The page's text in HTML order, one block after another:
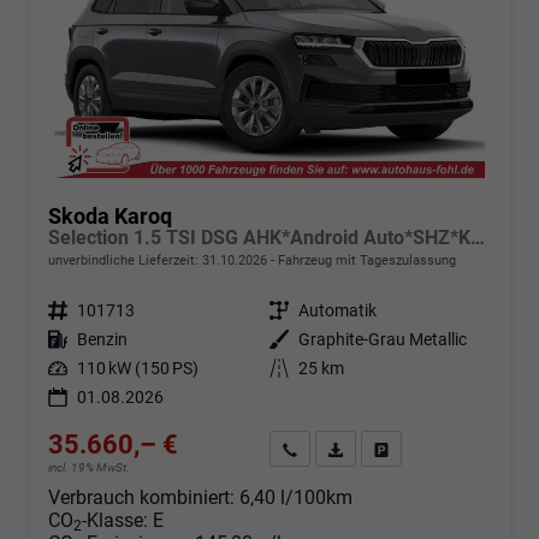
Skoda Karoq
Selection 1.5 TSI DSG AHK*Android Auto*SHZ*Kamera*Keyless*PDC v/h*Klimaauto*SUNSET*LED
unverbindliche Lieferzeit: 31.10.2026 Fahrzeug mit Tageszulassung
Fahrzeugnr. 101713 Getriebe Automatik
Kraftstoff Benzin Außenfarbe
Graphite-Grau Metallic
Leistung 110 kW (150 PS) Kilometerstand 25 km
01.08.2026
35.660,– €
incl. 19% MwSt.
Angebot anfordern
Fahrzeugexpose (PDF)
Verbrauch kombiniert: 6,40 l/100km
CO2-Klasse: E